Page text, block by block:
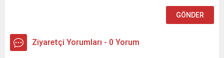
Ziyaretçi Yorumları - 0 Yorum